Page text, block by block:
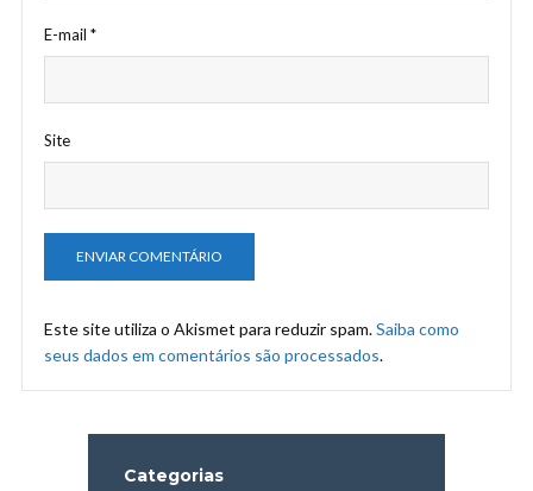
E-mail *
Site
Este site utiliza o Akismet para reduzir spam.Saiba como
seus dados em comentários são processados.
Categorias